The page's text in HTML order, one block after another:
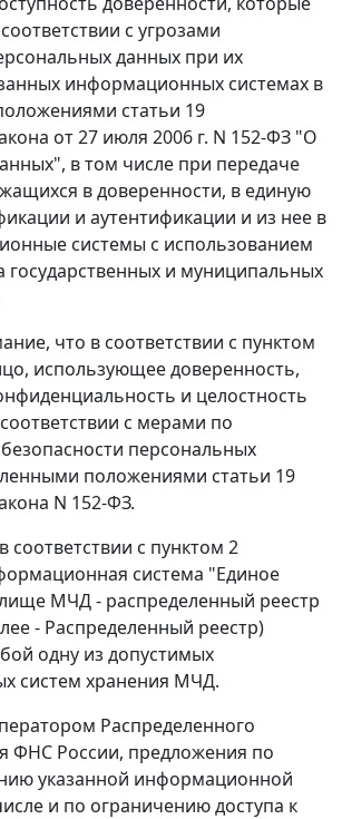
с угрозами
данных при их
информационных системах в
статьи 19
от 27 июля 2006 г. N 152-ФЗ "О
в том числе при передаче
в доверенности, в единую
и аутентификации и из нее в
системы с использованием
государственных и муниципальных
что в соответствии с пунктом
использующее доверенность,
и целостность
с мерами по
персональных
положениями статьи 19
N 152-ФЗ.
соответствии с пунктом 2
система "Единое
МЧД - распределенный реестр
- Распределенный реестр)
одну из допустимых
систем хранения МЧД.
Распределенного
ФНС России, предложения по
указанной информационной
и по ограничению доступа к